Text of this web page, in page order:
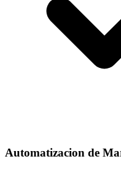
Automatizacion de